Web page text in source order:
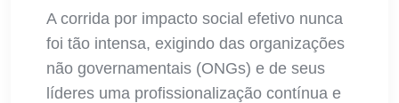
A corrida por impacto social efetivo nunca
foi tão intensa, exigindo das organizações
não governamentais (ONGs) e de seus
líderes uma profissionalização contínua e